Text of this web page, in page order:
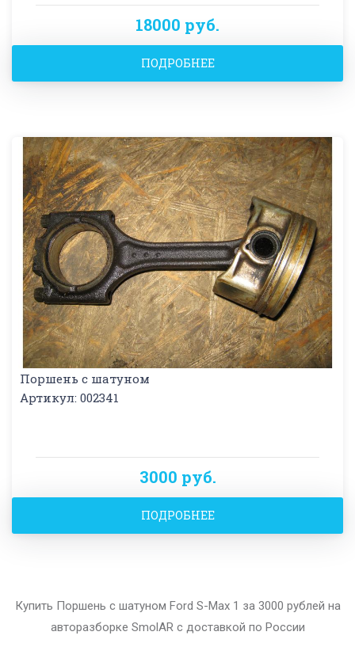
18000 руб.
ПОДРОБНЕЕ
Поршень с шатуном
Артикул: 002341
3000 руб.
ПОДРОБНЕЕ
Купить Поршень с шатуном Ford S-Max 1 за 3000 рублей на
авторазборке SmolAR с доставкой по России